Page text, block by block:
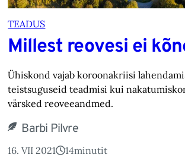
TEADUS
Millest reovesi ei
Ühiskond vajab koroonakriisi
teistsuguseid teadmisi kui
värsked reoveeandmed.
Barbi Pilvre
16. VII 2021 14minutit